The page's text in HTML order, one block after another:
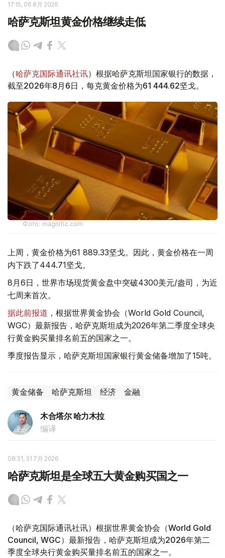
17:15, 06 8月 2026
哈萨克斯坦黄金价格继续走低
（哈萨克国际通讯社讯）根据哈萨克斯坦国家银行的数据，
截至2026年8月6日，每克黄金价格为61 444.62坚戈。
Фото: magnific.com
上周，黄金价格为61 889.33坚戈。因此，黄金价格在一周
内下跌了444.71坚戈。
8月6日，世界市场现货黄金盘中突破4300美元/盎司，为近
七周来首次。
据此前报道 ，根据世界黄金协会（World Gold Council,
WGC）最新报告，哈萨克斯坦成为2026年第二季度全球央
行黄金购买量排名前五的国家之一。
季度报告显示，哈萨克斯坦国家银行黄金储备增加了15吨。
黄金储备 哈萨克斯坦 经济 金融
木合塔尔 哈力木拉
编译
08:31, 31 7月 2026
哈萨克斯坦是全球五大黄金购买国之一
（哈萨克国际通讯社讯）根据世界黄金协会（World Gold
Council, WGC）最新报告，哈萨克斯坦成为2026年第二
季度全球央行黄金购买量排名前五的国家之一。